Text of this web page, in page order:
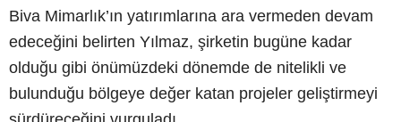
Biva Mimarlık’ın yatırımlarına ara vermeden devam
edeceğini belirten Yılmaz, şirketin bugüne kadar
olduğu gibi önümüzdeki dönemde de nitelikli ve
bulunduğu bölgeye değer katan projeler geliştirmeyi